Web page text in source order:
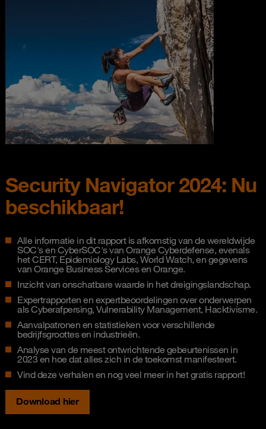
Security Navigator 2024: Nu
beschikbaar!
Alle informatie in dit rapport is afkomstig van de wereldwijde
SOC's en CyberSOC's van Orange Cyberdefense, evenals
het CERT, Epidemiology Labs, World Watch, en gegevens
van Orange Business Services en Orange.
Inzicht van onschatbare waarde in het dreigingslandschap.
Expertrapporten en expertbeoordelingen over onderwerpen
als Cyberafpersing, Vulnerability Management, Hacktivisme.
Aanvalpatronen en statistieken voor verschillende
bedrijfsgroottes en industrieën.
Analyse van de meest ontwrichtende gebeurtenissen in
2023 en hoe dat alles zich in de toekomst manifesteert.
Vind deze verhalen en nog veel meer in het gratis rapport!
Download hier